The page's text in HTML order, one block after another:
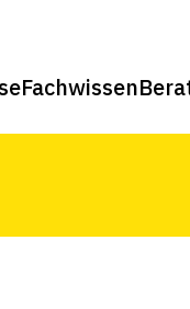
Fachwissen
feierlich
zu
auf dem